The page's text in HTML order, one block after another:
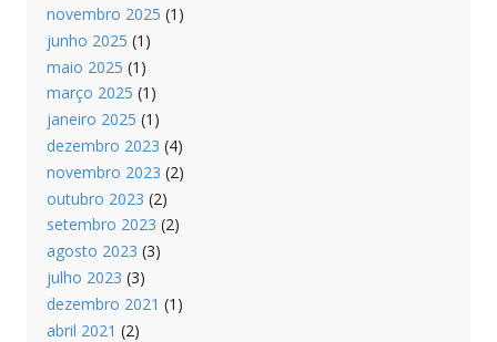
novembro 2025 (1)
junho 2025 (1)
maio 2025 (1)
março 2025 (1)
janeiro 2025 (1)
dezembro 2023 (4)
novembro 2023 (2)
outubro 2023 (2)
setembro 2023 (2)
agosto 2023 (3)
julho 2023 (3)
dezembro 2021 (1)
abril 2021 (2)